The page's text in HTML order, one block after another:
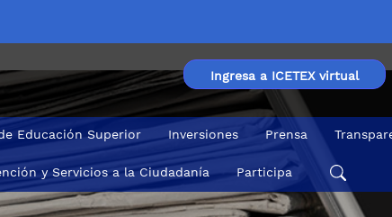
Ingresa a ICETEX virtual
Educación Superior Inversiones Prensa
y Servicios a la Ciudadanía Participa